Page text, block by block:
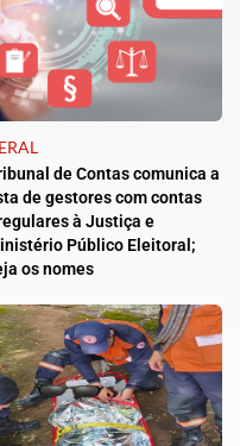
de Contas comunica a
de gestores com contas
à Justiça e
Público Eleitoral;
os nomes